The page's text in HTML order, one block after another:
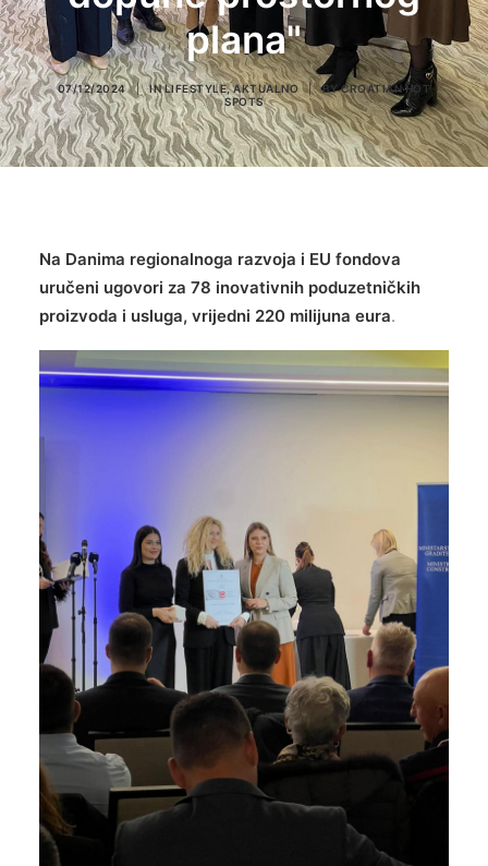
plana"
07/12/2024 | INLIFESTYLE,AKTUALNO | BYCROATIAN HOT
SPOTS
Na Danima regionalnoga razvoja i EU fondova
uručeni ugovori za 78 inovativnih poduzetničkih
proizvoda i usluga, vrijedni 220 milijuna eura.